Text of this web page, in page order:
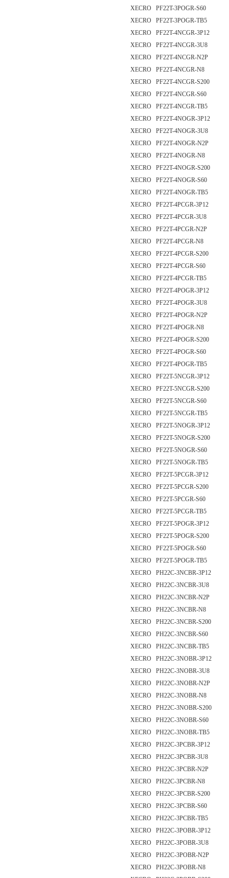
XECRO PF22T-3POGR-S60
XECRO PF22T-3POGR-TB5
XECRO PF22T-4NCGR-3P12
XECRO PF22T-4NCGR-3U8
XECRO PF22T-4NCGR-N2P
XECRO PF22T-4NCGR-N8
XECRO PF22T-4NCGR-S200
XECRO PF22T-4NCGR-S60
XECRO PF22T-4NCGR-TB5
XECRO PF22T-4NOGR-3P12
XECRO PF22T-4NOGR-3U8
XECRO PF22T-4NOGR-N2P
XECRO PF22T-4NOGR-N8
XECRO PF22T-4NOGR-S200
XECRO PF22T-4NOGR-S60
XECRO PF22T-4NOGR-TB5
XECRO PF22T-4PCGR-3P12
XECRO PF22T-4PCGR-3U8
XECRO PF22T-4PCGR-N2P
XECRO PF22T-4PCGR-N8
XECRO PF22T-4PCGR-S200
XECRO PF22T-4PCGR-S60
XECRO PF22T-4PCGR-TB5
XECRO PF22T-4POGR-3P12
XECRO PF22T-4POGR-3U8
XECRO PF22T-4POGR-N2P
XECRO PF22T-4POGR-N8
XECRO PF22T-4POGR-S200
XECRO PF22T-4POGR-S60
XECRO PF22T-4POGR-TB5
XECRO PF22T-5NCGR-3P12
XECRO PF22T-5NCGR-S200
XECRO PF22T-5NCGR-S60
XECRO PF22T-5NCGR-TB5
XECRO PF22T-5NOGR-3P12
XECRO PF22T-5NOGR-S200
XECRO PF22T-5NOGR-S60
XECRO PF22T-5NOGR-TB5
XECRO PF22T-5PCGR-3P12
XECRO PF22T-5PCGR-S200
XECRO PF22T-5PCGR-S60
XECRO PF22T-5PCGR-TB5
XECRO PF22T-5POGR-3P12
XECRO PF22T-5POGR-S200
XECRO PF22T-5POGR-S60
XECRO PF22T-5POGR-TB5
XECRO PH22C-3NCBR-3P12
XECRO PH22C-3NCBR-3U8
XECRO PH22C-3NCBR-N2P
XECRO PH22C-3NCBR-N8
XECRO PH22C-3NCBR-S200
XECRO PH22C-3NCBR-S60
XECRO PH22C-3NCBR-TB5
XECRO PH22C-3NOBR-3P12
XECRO PH22C-3NOBR-3U8
XECRO PH22C-3NOBR-N2P
XECRO PH22C-3NOBR-N8
XECRO PH22C-3NOBR-S200
XECRO PH22C-3NOBR-S60
XECRO PH22C-3NOBR-TB5
XECRO PH22C-3PCBR-3P12
XECRO PH22C-3PCBR-3U8
XECRO PH22C-3PCBR-N2P
XECRO PH22C-3PCBR-N8
XECRO PH22C-3PCBR-S200
XECRO PH22C-3PCBR-S60
XECRO PH22C-3PCBR-TB5
XECRO PH22C-3POBR-3P12
XECRO PH22C-3POBR-3U8
XECRO PH22C-3POBR-N2P
XECRO PH22C-3POBR-N8